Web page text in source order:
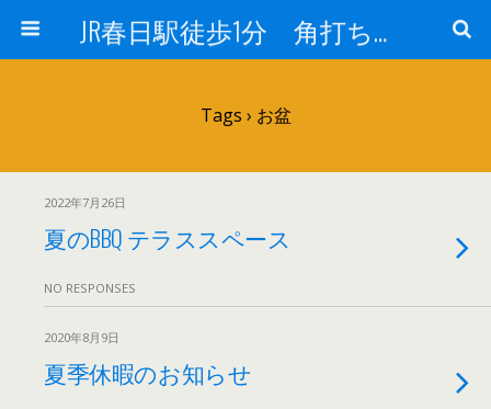
JR春日駅徒歩1分 角打ち 酒のフヨー
Tags › お盆
2022年7月26日
夏のBBQ テラススペース
NO RESPONSES
2020年8月9日
夏季休暇のお知らせ